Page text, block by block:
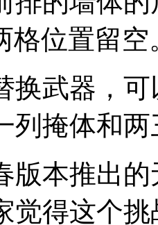
格位置留空
换武器，
列掩体和
版本推出
觉得这个